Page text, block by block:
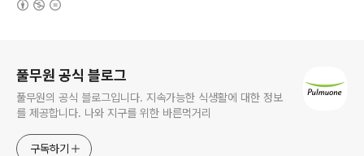
풀무원 공식 블로그
풀무원의 공식 블로그입니다. 지속가능한 식생활에 대한 정보
를 제공합니다. 나와 지구를 위한 바른먹거리
구독하기